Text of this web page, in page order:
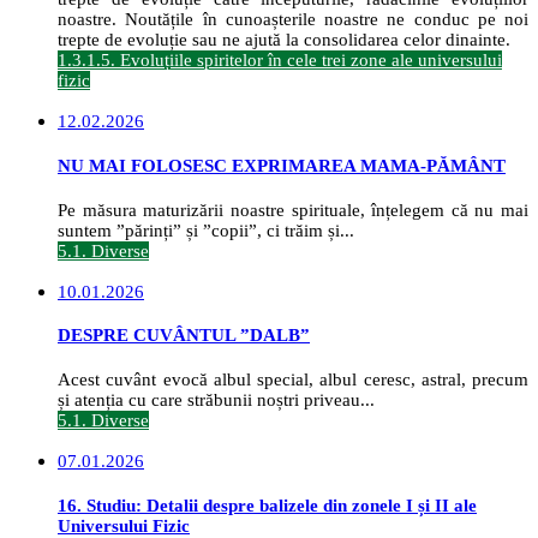
noastre. Noutățile în cunoașterile noastre ne conduc pe noi
trepte de evoluție sau ne ajută la consolidarea celor dinainte.
1.3.1.5. Evoluțiile spiritelor în cele trei zone ale universului
fizic
12.02.2026
NU MAI FOLOSESC EXPRIMAREA MAMA-PĂMÂNT
Pe măsura maturizării noastre spirituale, înțelegem că nu mai
suntem ”părinți” și ”copii”, ci trăim și...
5.1. Diverse
10.01.2026
DESPRE CUVÂNTUL ”DALB”
Acest cuvânt evocă albul special, albul ceresc, astral, precum
și atenția cu care străbunii noștri priveau...
5.1. Diverse
07.01.2026
16. Studiu: Detalii despre balizele din zonele I și II ale
Universului Fizic